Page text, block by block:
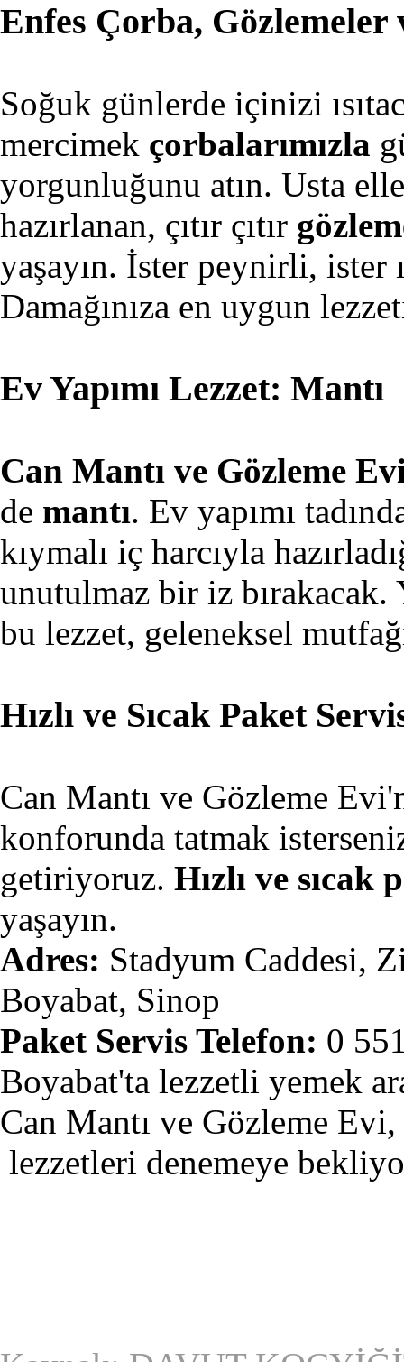
Enfes Çorba, Gözlemeler
Soğuk günlerde içinizi
mercimek çorbalarımızla
yorgunluğunu atın. Usta
hazırlanan, çıtır çıtır
yaşayın. İster peynirli, ister
Damağınıza en uygun
Ev Yapımı Lezzet: Mantı
Can Mantı ve Gözleme
de mantı. Ev yapımı
kıymalı iç harcıyla
unutulmaz bir iz bırakacak.
bu lezzet, geleneksel
Hızlı ve Sıcak Paket
Can Mantı ve Gözleme
konforunda tatmak
getiriyoruz. Hızlı ve sıcak
yaşayın.
Adres: Stadyum Caddesi,
Boyabat, Sinop
Paket Servis Telefon: 0
Boyabat'ta lezzetli yemek
Can Mantı ve Gözleme
lezzetleri denemeye